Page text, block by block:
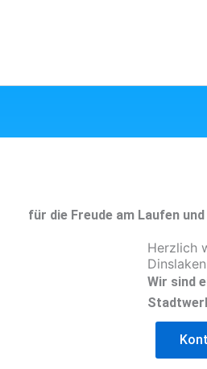
für die Freude am Laufen und
Herzlich
Wir sind